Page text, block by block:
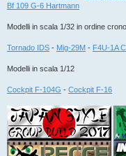
Bf 109 G-6 Hartmann
Modelli in scala 1/32 in ordine
Tornado IDS - Mig-29M - F4U-1A
Modelli in scala 1/12
Cockpit F-104G - Cockpit F-16